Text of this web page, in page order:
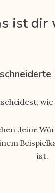
ist dir
wie
deine
ist.